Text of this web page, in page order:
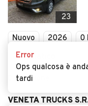
23
Nuovo 2026 0
Automatico
Descrizione
VENETA TRUCKS
Error
Ops qualcosa è
tardi